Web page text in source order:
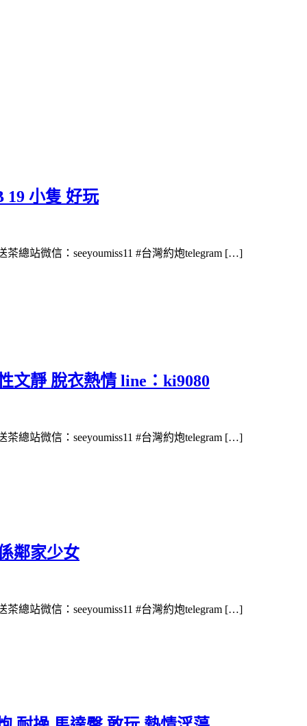
19 小隻 好玩
總站微信：seeyoumiss11 #台灣約炮telegram […]
文靜 脫衣熱情 line：ki9080
總站微信：seeyoumiss11 #台灣約炮telegram […]
鄰家少女
總站微信：seeyoumiss11 #台灣約炮telegram […]